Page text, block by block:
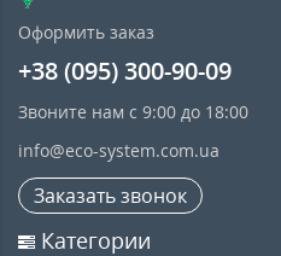
Оформить заказ
+38 (095) 300-90-09
Звоните нам с 9:00 до 18:00
info@eco-system.com.ua
Заказать звонок
Категории